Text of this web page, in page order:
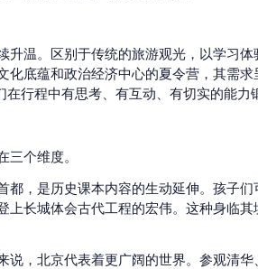
温。区别于传统的旅游观光，以学习体
底蕴和政治经济中心的夏令营，其需求
行程中有思考、有互动、有切实的能力
个维度。
，是历史课本内容的生动延伸。孩子们
长城体会古代工程的宏伟。这种身临其
，北京代表着更广阔的世界。参观清华